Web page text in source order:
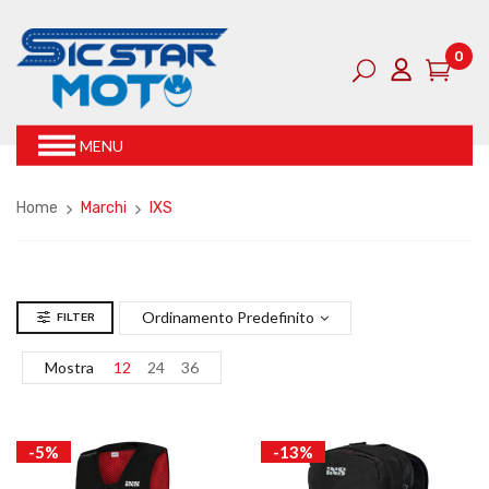
0
MENU
Home Marchi IXS
FILTER Ordinamento Predefinito
Mostra 12 24 36
-5% -13%